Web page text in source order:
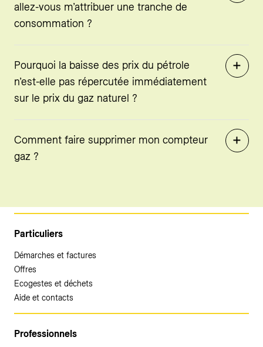
allez-vous m’attribuer une tranche de
consommation ?
Pourquoi la baisse des prix du pétrole
n’est-elle pas répercutée immédiatement
sur le prix du gaz naturel ?
Comment faire supprimer mon compteur
gaz ?
Particuliers
Démarches et factures
Offres
Ecogestes et déchets
Aide et contacts
Professionnels